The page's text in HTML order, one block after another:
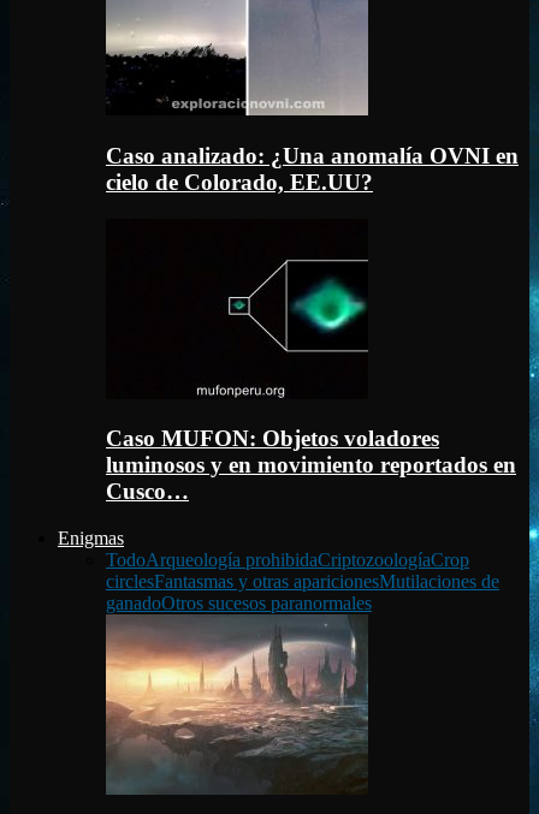
Caso analizado: ¿Una anomalía OVNI en
cielo de Colorado, EE.UU?
Caso MUFON: Objetos voladores
luminosos y en movimiento reportados en
Cusco…
Enigmas
TodoArqueología prohibidaCriptozoologíaCrop
circlesFantasmas y otras aparicionesMutilaciones de
ganadoOtros sucesos paranormales